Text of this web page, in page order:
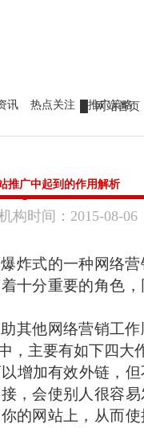
机！
点前沿
网定制
系我们
网站首页
讯 热点关注 推广策略
推广中起到的作用解析
构时间： 2015-08-06
炸式的一种网络
十分重要的角色
其他网络营销工
，主要有如下四大
增加有效外链，
，会使别人很容
的网站上，从而